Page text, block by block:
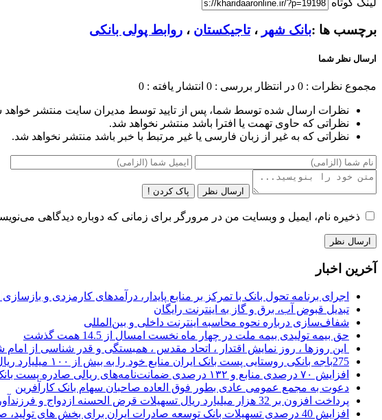
برچسب ها :بانک شهر ،تاجیکستان ، روابط پولی بانکی
ارسال نظر شما
مجموع نظرات : 0 در انتظار بررسی : 0 انتشار یافته : 0
نظرات ارسال شده توسط شما، پس از تایید توسط مدیران سایت منتشر خواهد
نظراتی که حاوی تهمت یا افترا باشد منتشر نخواهد شد.
نظراتی که به غیر از زبان فارسی یا غیر مرتبط با خبر باشد منتشر نخواهد شد.
ارسال نظر پاک کردن !
ذخیره نام، ایمیل و وبسایت من در مرورگر برای زمانی که دوباره دیدگاهی
آخرین اخبار
اجرای برنامه تحول بانک با تمرکز بر منابع پایدار، درآمدهای کارمزدی و
تبدیل قبوض آب، برق و گاز به اینترنت رایگان
شفاف‌سازی درباره نحوه محاسبه اینترنت داخلی و بین‌المللی
حق بیمه تولیدی بیمه ملت در چهار ماه نخست امسال از 14.5 همت گذشت
این روزها ، روز نمایش اقتدار ، اتحاد مقدس ، همبستگی و قدر شناسی از
275باجه بانکی روستایی پست بانک ایران منابع خود را به بیش از ۱۰۰ میلیارد ریال افزایش دادند
افزایش ۷۰ درصدی منابع و ۱۳۲ درصدی ضمانت‌نامه‌های ریالی صادره پست بانک ایران در چهارماهه اول سال 1405
دعوت به مجمع عمومی عادی بطور فوق العاده صاحبان سهام بانک کارآفرین
پرداخت افزون بر 32 هزار میلیارد ریال تسهیلات قرض الحسنه ازدواج و فرزندآوری توسط بانک کشاورزی
افزایش 40 درصدی تسهیلات بانک توسعه صادرات ایران برای بخش های تولید، صادرات و دانش بنیان ها